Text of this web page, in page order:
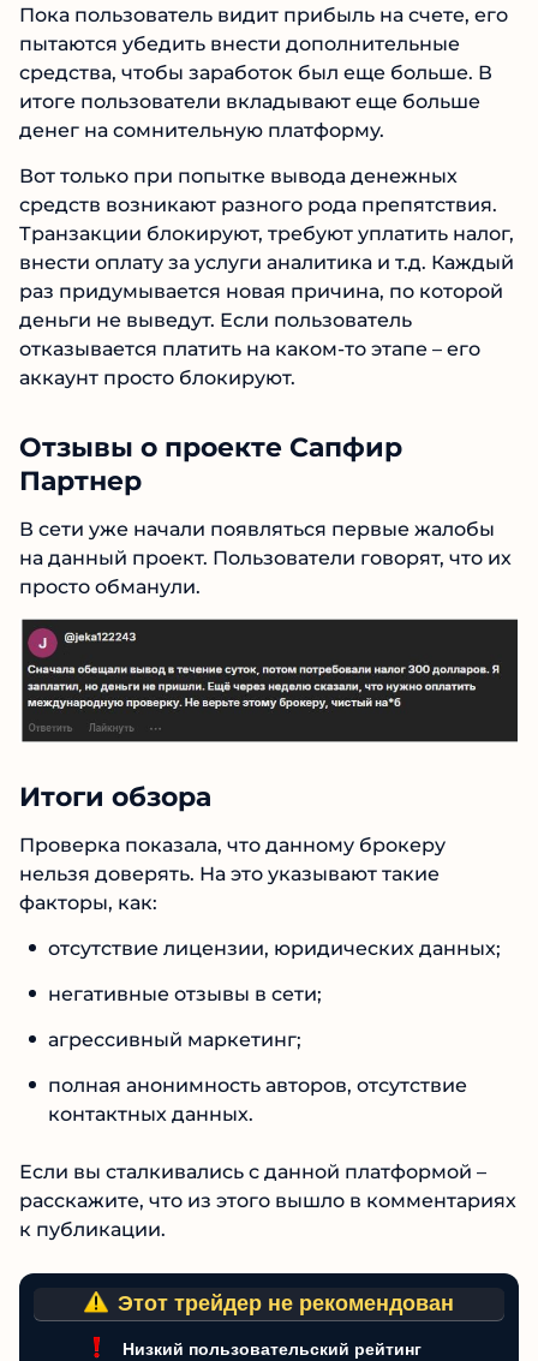
админам проекта.
Пока пользователь видит прибыль на счете,
его пытаются убедить внести дополнительные
средства, чтобы заработок был еще больше. В
денег на сомнительную платформу.
Вот только при попытке вывода денежных
средств возникают разного рода препятствия.
Транзакции блокируют, требуют уплатить
налог, внести оплату за услуги аналитика и т.д.
Каждый раз придумывается новая причина,
по которой деньги не выведут. Если
Отзывы о проекте Сапфир
Партнер
В сети уже начали появляться первые жалобы
их просто обманули.
Итоги обзора
Проверка показала, что данному брокеру
нельзя доверять. На это указывают такие
факторы, как:
отсутствие лицензии, юридических
агрессивный маркетинг;
контактных данных.
Если вы сталкивались с данной платформой –
расскажите, что из этого вышло в
комментариях к публикации.
№1 В РЕЙТИНГЕ
Samorph 4.9
Рекомендован
высокий ROI, честная статистика и сотни